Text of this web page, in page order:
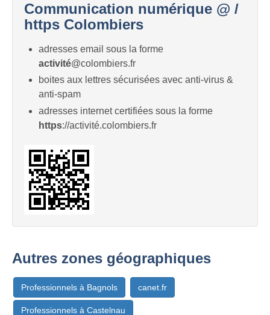
Communication numérique @ /
https Colombiers
adresses email sous la forme
activité@colombiers.fr
boites aux lettres sécurisées avec anti-virus &
anti-spam
adresses internet certifiées sous la forme
https://activité.colombiers.fr
Autres zones géographiques
Professionnels à Bagnols canet.fr
Professionnels à Castelnau